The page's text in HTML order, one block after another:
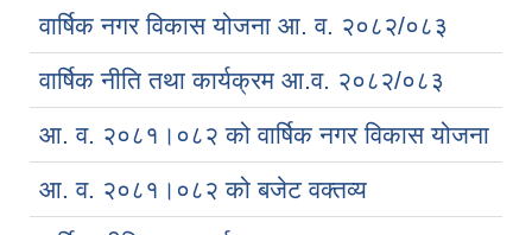
वार्षिक नगर विकास योजना आ. व. २०८२/०८३
वार्षिक नीति तथा कार्यक्रम आ.व. २०८२/०८३
आ. व. २०८१।०८२ को वार्षिक नगर विकास योजना
आ. व. २०८१।०८२ को बजेट वक्तव्य